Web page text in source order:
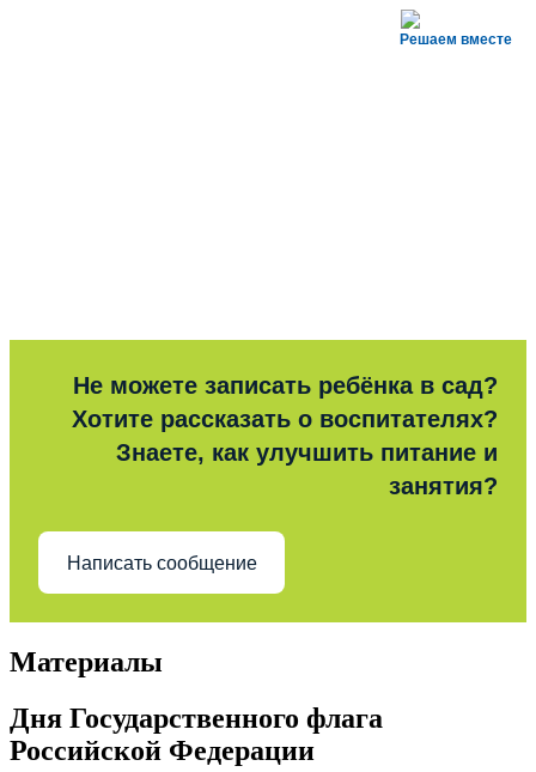
Решаем вместе
Не можете записать ребёнка в сад?
Хотите рассказать о воспитателях?
Знаете, как улучшить питание и
занятия?
Написать сообщение
Материалы
Дня Государственного флага
Российской Федерации